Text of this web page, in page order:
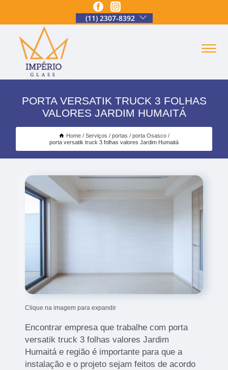
(11) 2307-8392
PORTA VERSATIK TRUCK 3 FOLHAS
VALORES JARDIM HUMAITÁ
Home Serviços portas
porta Osasco
porta versatik truck 3 folhas valores Jardim Humaitá
Clique na imagem para expandir
Encontrar empresa que trabalhe com porta
versatik truck 3 folhas valores Jardim
Humaitá e região é importante para que a
instalação e o projeto sejam feitos de acordo